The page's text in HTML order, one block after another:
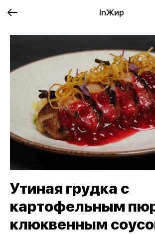
InЖир
Утиная грудка с
картофельным
клюквенным